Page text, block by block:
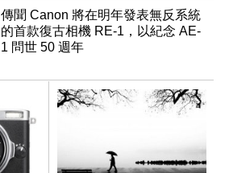
傳聞 Canon 將在明年發表無反系統
的首款復古相機 RE-1，以紀念 AE-
1 問世 50 週年